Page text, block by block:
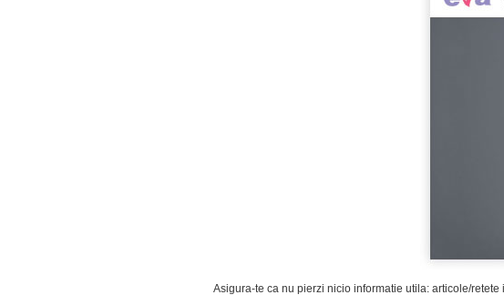
Asigura-te ca nu pierzi nicio informatie utila: articole/